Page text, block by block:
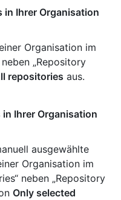
in Ihrer Organisation
Organisation im
„Repository
repositories aus.
Ihrer Organisation
ausgewählte
Organisation im
neben „Repository
Only selected